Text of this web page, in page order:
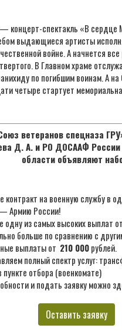
концерт-спектакль «В сердце
выдающиеся артисты
войне. А начнется
В Главном храме
по погибшим воинам. А
четыре стартует
ветеранов спецназа
Д. А. и РО ДОСААФ России
области объявляют
контракт на военную службу в
Армию России!
одну из самых высоких выплат от
больше по сравнению с
выплаты от 210 000рублей.
полный спектр услуг:
отбора (военкомате)
и подать заявку можно
Оставить заявку